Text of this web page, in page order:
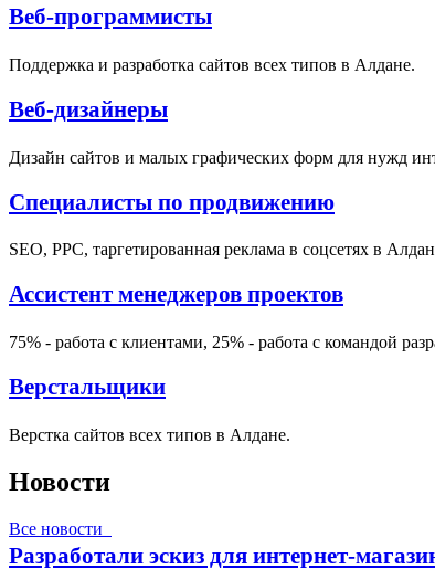
Веб-программисты
Поддержка и разработка сайтов всех типов в Алдане.
Веб-дизайнеры
Дизайн сайтов и малых графических форм для нужд
Специалисты по продвижению
SEO, PPC, таргетированная реклама в соцсетях в
Ассистент менеджеров проектов
75% - работа с клиентами, 25% - работа с командой
Верстальщики
Верстка сайтов всех типов в Алдане.
Новости
Все новости
Разработали эскиз для интернет-